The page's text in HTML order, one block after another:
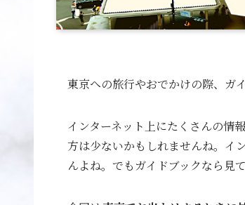
東京への旅行やおでかけの際、ガ
インターネット上にたくさんの情
方は少ないかもしれませんね。イ
んよね。でもガイドブックなら見